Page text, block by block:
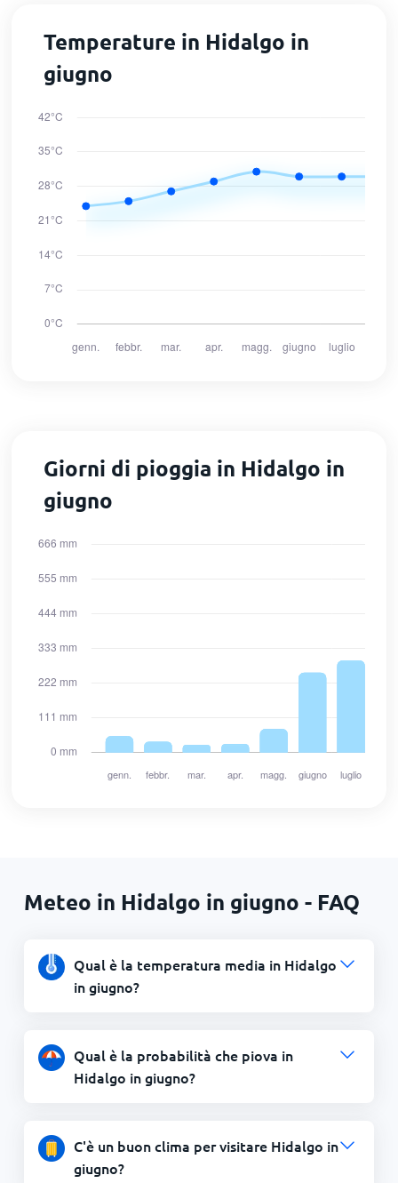
Temperature in Hidalgo in
giugno
Giorni di pioggia in Hidalgo in
giugno
Meteo in Hidalgo in giugno - FAQ
Qual è la temperatura media in Hidalgo
in giugno?
Qual è la probabilità che piova in
Hidalgo in giugno?
C'è un buon clima per visitare Hidalgo in
giugno?